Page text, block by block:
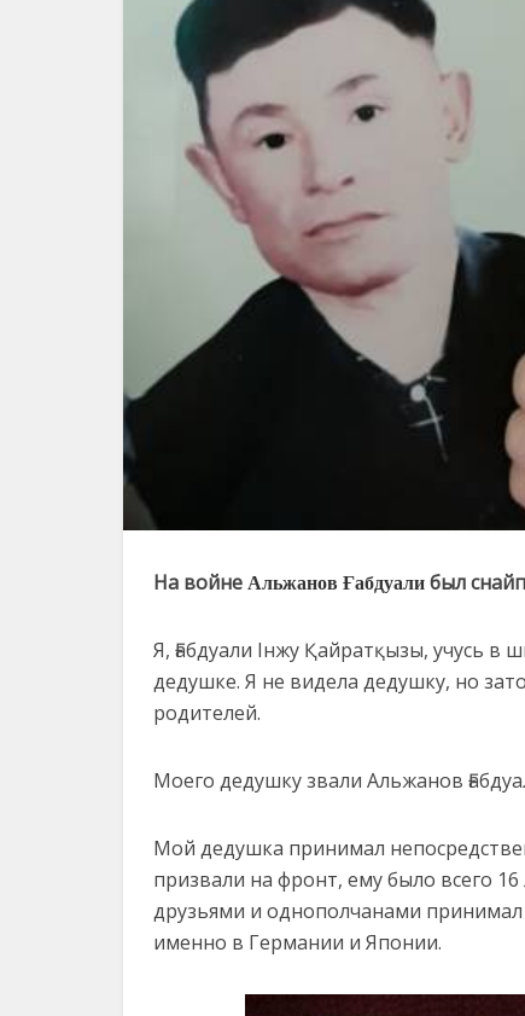
На войнеАльжанов Ғабдуалибыл
Я, Ғабдуали Iнжу Қайратқызы, учусь в
дедушке. Я не видела дедушку, но
родителей.
Моего дедушку звали Альжанов
Мой дедушка принимал
призвали на фронт, ему было всего
друзьями и однополчанами принимал
именно в Германии и Японии.